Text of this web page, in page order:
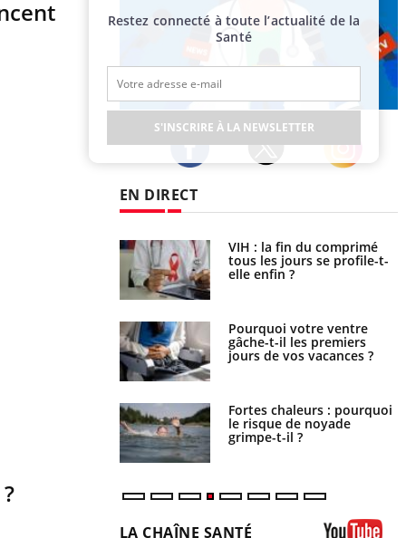
EN DIRECT
VIH : la fin du comprimé
tous les jours se profile-t-
elle enfin ?
Pourquoi votre ventre
gâche-t-il les premiers
jours de vos vacances ?
Fortes chaleurs : pourquoi
le risque de noyade
grimpe-t-il ?
LA CHAÎNE SANTÉ
Restez connecté à toute l’actualité de la
Santé
S'INSCRIRE À LA NEWSLETTER